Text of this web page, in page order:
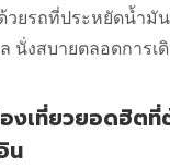
วยรถที่ประหยัดน้ำมั
นั่งสบายตลอดการเ
งเที่ยวยอดฮิต
น